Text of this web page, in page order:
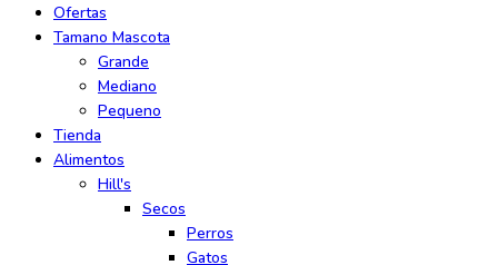
Ofertas
Tamano Mascota
Grande
Mediano
Pequeno
Tienda
Alimentos
Hill's
Secos
Perros
Gatos